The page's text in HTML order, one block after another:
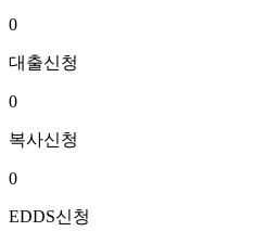
0
대출신청
0
복사신청
0
EDDS신청